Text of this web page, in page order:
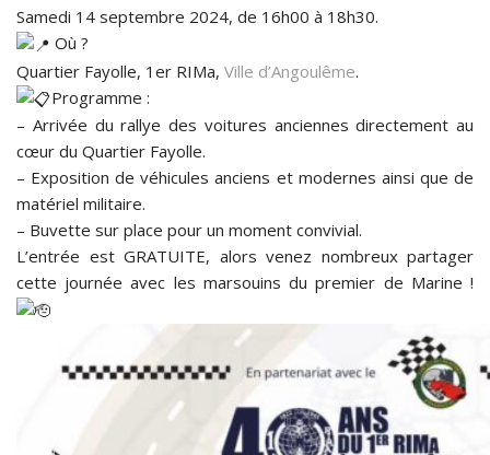
Samedi 14 septembre 2024, de 16h00 à 18h30.
Où ?
Quartier Fayolle, 1er RIMa, Ville d’Angoulême.
Programme :
– Arrivée du rallye des voitures anciennes directement au
cœur du Quartier Fayolle.
– Exposition de véhicules anciens et modernes ainsi que de
matériel militaire.
– Buvette sur place pour un moment convivial.
L’entrée est GRATUITE, alors venez nombreux partager
cette journée avec les marsouins du premier de Marine !